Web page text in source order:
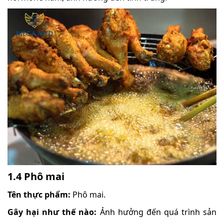
1.4 Phô mai
Tên thực phẩm: Phô mai.
Gây hại như thế nào: Ảnh hưởng đến quá trình sản